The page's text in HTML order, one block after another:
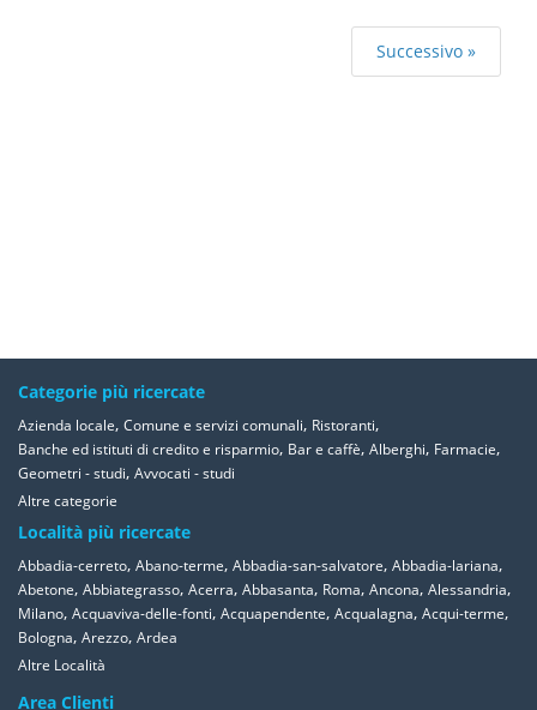
Successivo »
Categorie più ricercate
Azienda locale, Comune e servizi comunali, Ristoranti,
Banche ed istituti di credito e risparmio, Bar e caffè, Alberghi, Farmacie,
Geometri - studi, Avvocati - studi
Altre categorie
Località più ricercate
Abbadia-cerreto, Abano-terme, Abbadia-san-salvatore, Abbadia-lariana,
Abetone, Abbiategrasso, Acerra, Abbasanta, Roma, Ancona, Alessandria,
Milano, Acquaviva-delle-fonti, Acquapendente, Acqualagna, Acqui-terme,
Bologna, Arezzo, Ardea
Altre Località
Area Clienti